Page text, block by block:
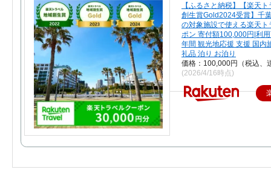
【ふるさと納税】【楽天
創生賞Gold2024受賞】千
の対象施設で使える楽天ト
ポン 寄付額100,000円|利
年間 観光地応援 支援 国内
礼品 泊り お泊り
価格：100,000円（税込、
(2026/4/16時点)